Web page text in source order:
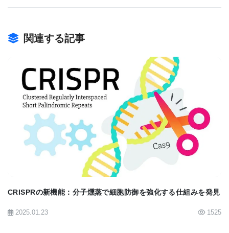
7月10日にオンラインで公開され、「マイクロカプセ
接種後の防御抗体反応（Protective Antibody
Response Following Oral Vaccination with
Microencapsulated Bacillus Anthracis Sterne Strain
34F2 Spores.）」と題されている。
成功すれば、野生生物の炭疽菌に対する最初の効果
的な経口ワクチンが開発されるだろう。 Benn Felix
博士は、「予備的な結果から、この概念に潜在的な
可能性があることが示されたため、現在、鹿での研
関連する記事
BIOMARKET JP
CRISPRの新機能：分子燻蒸で細胞防御を強化する仕組みを発見
2025.01.23 1525